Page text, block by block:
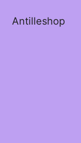
Antilleshop